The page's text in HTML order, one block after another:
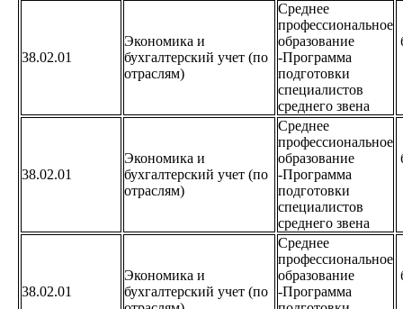
38.02.01
Экономика и
бухгалтерский учет (по
отраслям)
Среднее
профессиональное
образование
-Программа
подготовки
специалистов
среднего звена
38.02.01
Экономика и
бухгалтерский учет (по
отраслям)
Среднее
профессиональное
образование
-Программа
подготовки
специалистов
среднего звена
38.02.01
Экономика и
бухгалтерский учет (по
Среднее
профессиональное
образование
-Программа